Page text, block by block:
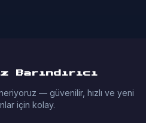
Barındırıcı
— güvenilir, hızlı ve yeni
için kolay.